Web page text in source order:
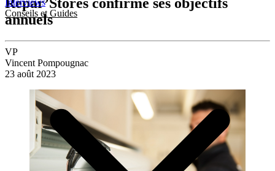
Interviews
Conseils et Guides
annuels
VP
Vincent Pompougnac
23 août 2023